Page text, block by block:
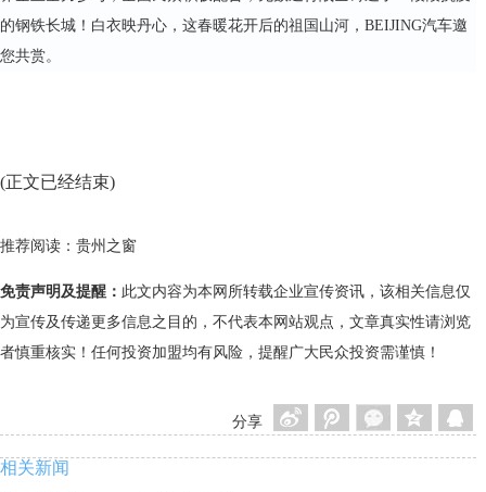
的钢铁长城！白衣映丹心，这春暖花开后的祖国山河，BEIJING汽车邀
您共赏。
(正文已经结束)
推荐阅读： 贵州之窗
免责声明及提醒： 此文内容为本网所转载企业宣传资讯，该相关信息仅
为宣传及传递更多信息之目的，不代表本网站观点，文章真实性请浏览
者慎重核实！任何投资加盟均有风险，提醒广大民众投资需谨慎！
分享
相关新闻